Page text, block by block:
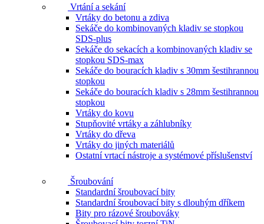
Vrtání a sekání
Vrtáky do betonu a zdiva
Sekáče do kombinovaných kladiv se stopkou
SDS-plus
Sekáče do sekacích a kombinovaných kladiv se
stopkou SDS-max
Sekáče do bouracích kladiv s 30mm šestihrannou
stopkou
Sekáče do bouracích kladiv s 28mm šestihrannou
stopkou
Vrtáky do kovu
Stupňovité vrtáky a záhlubníky
Vrtáky do dřeva
Vrtáky do jiných materiálů
Ostatní vrtací nástroje a systémové příslušenství
Šroubování
Standardní šroubovací bity
Standardní šroubovací bity s dlouhým dříkem
Bity pro rázové šroubováky